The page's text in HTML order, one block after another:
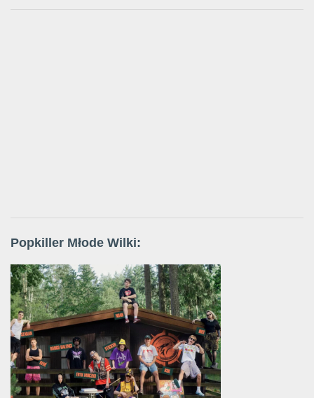
Popkiller Młode Wilki: